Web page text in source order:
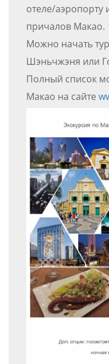
отеле/аэропорту
причалов Макао.
Можно начать
Шэньчжэня или
Полный список
Макао на сайте